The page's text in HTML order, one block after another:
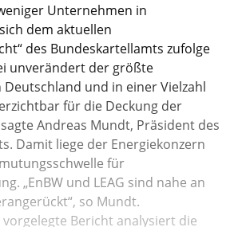
Unternehmen in
dem aktuellen
des Bundeskartellamts zufolge
unverändert der größte
und in einer Vielzahl
für die Deckung der
Andreas Mundt, Präsident des
Damit liege der Energiekonzern
für
„EnBW und LEAG sind nahe an
so Mundt.
Bericht analysiert die